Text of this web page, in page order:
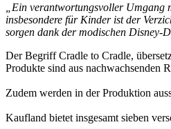
„Ein verantwortungsvoller
insbesondere für Kinder ist der
sorgen dank der modischen Disney-
Der Begriff Cradle to Cradle,
Produkte sind aus nachwachsenden
Zudem werden in der Produktion
Kaufland bietet insgesamt sieben